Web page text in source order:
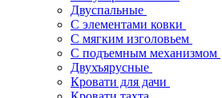
Двуспальные
С элементами ковки
С мягким изголовьем
С подъемным механизмом
Двухъярусные
Кровати для дачи